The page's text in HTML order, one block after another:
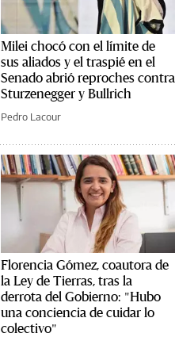
Milei chocó con el límite de
sus aliados y el traspié en el
Senado abrió reproches contra
Sturzenegger y Bullrich
Pedro Lacour
Florencia Gómez, coautora de
la Ley de Tierras, tras la
derrota del Gobierno: "Hubo
una conciencia de cuidar lo
colectivo"